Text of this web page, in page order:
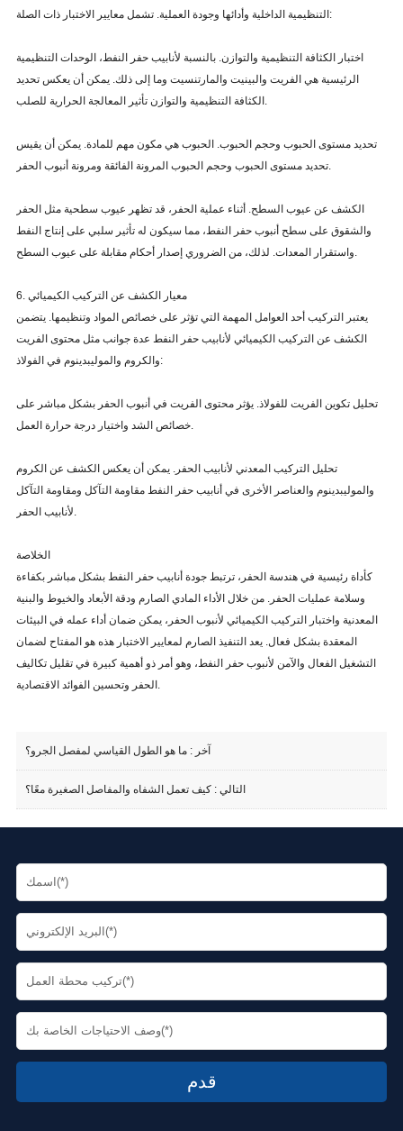
التنظيمية الداخلية وأدائها وجودة العملية. تشمل معايير الاختبار ذات الصلة:
اختبار الكثافة التنظيمية والتوازن. بالنسبة لأنابيب حفر النفط، الوحدات التنظيمية
الرئيسية هي الفريت والبينيت والمارتنسيت وما إلى ذلك. يمكن أن يعكس تحديد
الكثافة التنظيمية والتوازن تأثير المعالجة الحرارية للصلب.
تحديد مستوى الحبوب وحجم الحبوب. الحبوب هي مكون مهم للمادة. يمكن أن يقيس
تحديد مستوى الحبوب وحجم الحبوب المرونة الفائقة ومرونة أنبوب الحفر.
الكشف عن عيوب السطح. أثناء عملية الحفر، قد تظهر عيوب سطحية مثل الحفر
والشقوق على سطح أنبوب حفر النفط، مما سيكون له تأثير سلبي على إنتاج النفط
واستقرار المعدات. لذلك، من الضروري إصدار أحكام مقابلة على عيوب السطح.
6. معيار الكشف عن التركيب الكيميائي
يعتبر التركيب أحد العوامل المهمة التي تؤثر على خصائص المواد وتنظيمها. يتضمن
الكشف عن التركيب الكيميائي لأنابيب حفر النفط عدة جوانب مثل محتوى الفريت
والكروم والموليبدينوم في الفولاذ:
تحليل تكوين الفريت للفولاذ. يؤثر محتوى الفريت في أنبوب الحفر بشكل مباشر على
خصائص الشد واختيار درجة حرارة العمل.
تحليل التركيب المعدني لأنابيب الحفر. يمكن أن يعكس الكشف عن الكروم
والموليبدينوم والعناصر الأخرى في أنابيب حفر النفط مقاومة التآكل ومقاومة التآكل
لأنابيب الحفر.
الخلاصة
كأداة رئيسية في هندسة الحفر، ترتبط جودة أنابيب حفر النفط بشكل مباشر بكفاءة
وسلامة عمليات الحفر. من خلال الأداء المادي الصارم ودقة الأبعاد والخيوط والبنية
المعدنية واختبار التركيب الكيميائي لأنبوب الحفر، يمكن ضمان أداء عمله في البيئات
المعقدة بشكل فعال. يعد التنفيذ الصارم لمعايير الاختبار هذه هو المفتاح لضمان
التشغيل الفعال والآمن لأنبوب حفر النفط، وهو أمر ذو أهمية كبيرة في تقليل تكاليف
الحفر وتحسين الفوائد الاقتصادية.
آخر :ما هو الطول القياسي لمفصل الجرو؟
التالي :كيف تعمل الشفاه والمفاصل الصغيرة معًا؟